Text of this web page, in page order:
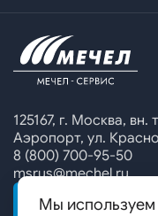
Сбор коммерческих
Специальные
Калькулятор металла
Ижсталь
Уральская кузница
Белорецкий
Гурьевский филиал
125167, г. Москва,
Аэропорт, ул.
8 (800) 700-95-50
msrus@mechel.ru
Мы